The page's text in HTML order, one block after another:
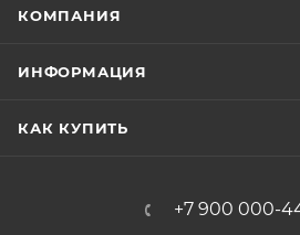
КОМПАНИЯ
ИНФОРМАЦИЯ
КАК КУПИТЬ
+7 900 000-